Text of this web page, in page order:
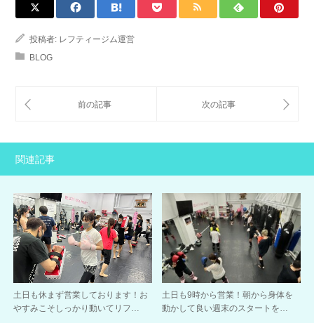
投稿者: レフティージム運営
BLOG
関連記事
土日も休まず営業しております！お
やすみこそしっかり動いてリフ…
土日も9時から営業！朝から身体を
動かして良い週末のスタートを…